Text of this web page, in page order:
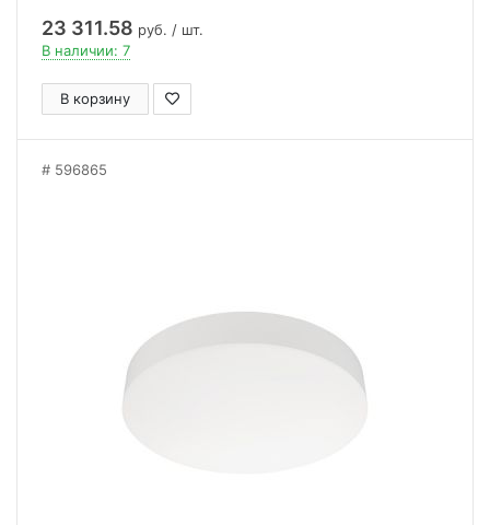
23 311.58 руб. / шт.
В наличии: 7
В корзину
596865